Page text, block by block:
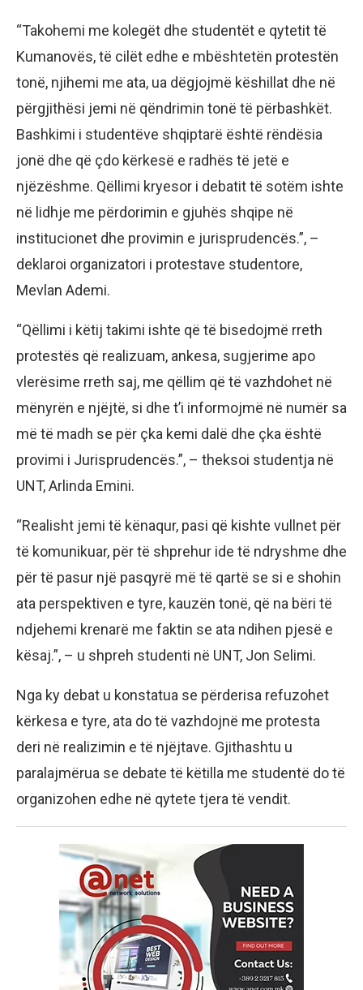
“Takohemi me kolegët dhe studentët e qytetit të
Kumanovës, të cilët edhe e mbështetën protestën
tonë, njihemi me ata, ua dëgjojmë këshillat dhe në
përgjithësi jemi në qëndrimin tonë të përbashkët.
Bashkimi i studentëve shqiptarë është rëndësia
jonë dhe që çdo kërkesë e radhës të jetë e
njëzëshme. Qëllimi kryesor i debatit të sotëm ishte
në lidhje me përdorimin e gjuhës shqipe në
institucionet dhe provimin e jurisprudencës.”, –
deklaroi organizatori i protestave studentore,
Mevlan Ademi.
“Qëllimi i këtij takimi ishte që të bisedojmë rreth
protestës që realizuam, ankesa, sugjerime apo
vlerësime rreth saj, me qëllim që të vazhdohet në
mënyrën e njëjtë, si dhe t’i informojmë në numër sa
më të madh se për çka kemi dalë dhe çka është
provimi i Jurisprudencës.”, – theksoi studentja në
UNT, Arlinda Emini.
“Realisht jemi të kënaqur, pasi që kishte vullnet për
të komunikuar, për të shprehur ide të ndryshme dhe
për të pasur një pasqyrë më të qartë se si e shohin
ata perspektiven e tyre, kauzën tonë, që na bëri të
ndjehemi krenarë me faktin se ata ndihen pjesë e
kësaj.”, – u shpreh studenti në UNT, Jon Selimi.
Nga ky debat u konstatua se përderisa refuzohet
kërkesa e tyre, ata do të vazhdojnë me protesta
deri në realizimin e të njëjtave. Gjithashtu u
paralajmërua se debate të këtilla me studentë do të
organizohen edhe në qytete tjera të vendit.